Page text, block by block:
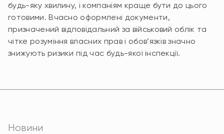
будь-яку хвилину, і компаніям краще бути до цього
готовими. Вчасно оформлені документи,
призначений відповідальний за військовий облік та
чітке розуміння власних прав і обов’язків значно
знижують ризики під час будь-якої інспекції.
Новини